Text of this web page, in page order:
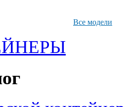
Все модели